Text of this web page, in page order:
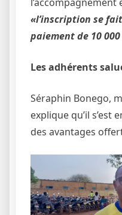
«l’inscription se
paiement de 10 000
Les adhérents
Séraphin Bonego,
explique qu’il s’est
des avantages